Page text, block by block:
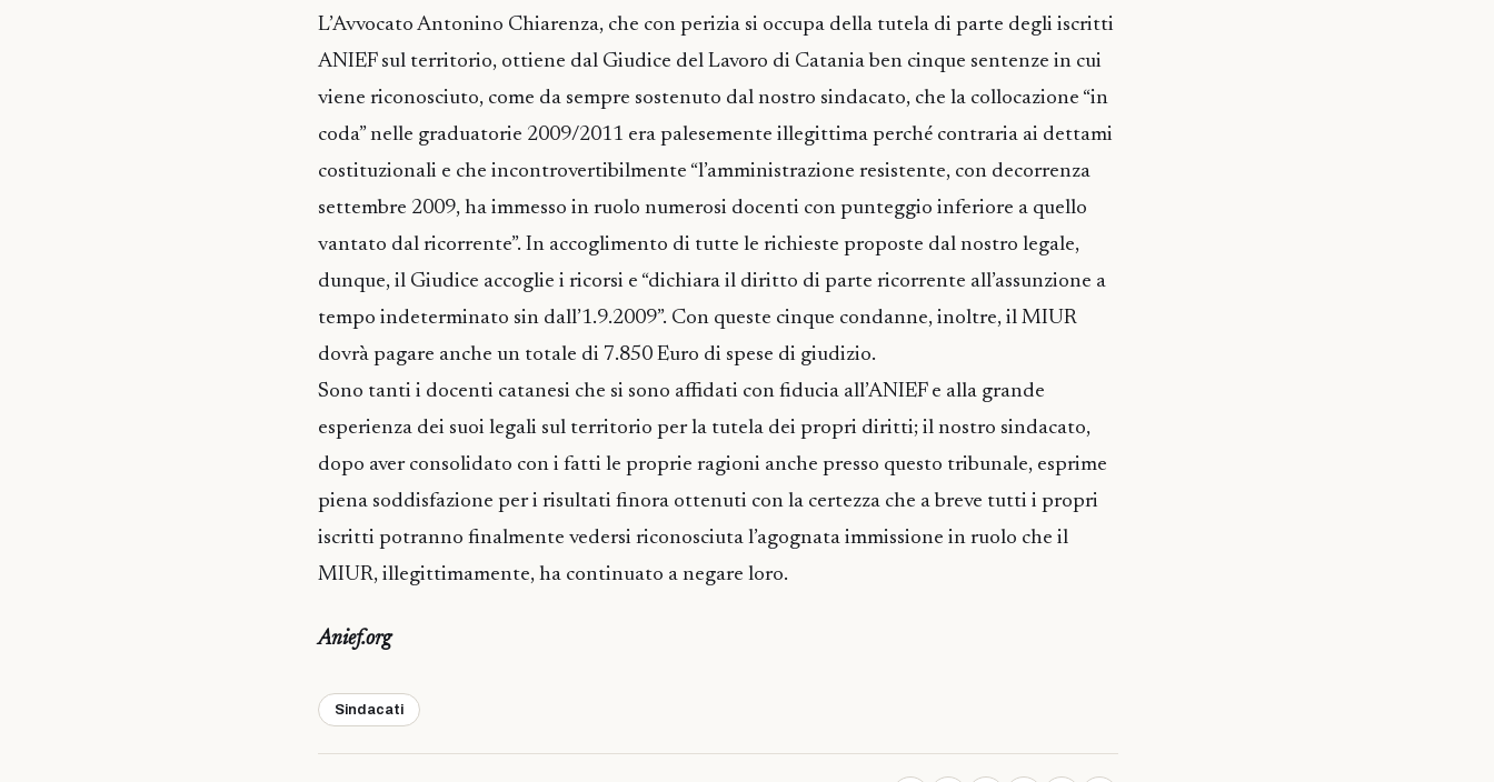
L’Avvocato Antonino Chiarenza, che con perizia si occupa della tutela di parte degli iscritti
ANIEF sul territorio, ottiene dal Giudice del Lavoro di Catania ben cinque sentenze in cui
viene riconosciuto, come da sempre sostenuto dal nostro sindacato, che la collocazione “in
coda” nelle graduatorie 2009/2011 era palesemente illegittima perché contraria ai dettami
costituzionali e che incontrovertibilmente “l’amministrazione resistente, con decorrenza
settembre 2009, ha immesso in ruolo numerosi docenti con punteggio inferiore a quello
vantato dal ricorrente”. In accoglimento di tutte le richieste proposte dal nostro legale,
dunque, il Giudice accoglie i ricorsi e “dichiara il diritto di parte ricorrente all’assunzione a
tempo indeterminato sin dall’1.9.2009”. Con queste cinque condanne, inoltre, il MIUR
dovrà pagare anche un totale di 7.850 Euro di spese di giudizio.
Sono tanti i docenti catanesi che si sono affidati con fiducia all’ANIEF e alla grande
esperienza dei suoi legali sul territorio per la tutela dei propri diritti; il nostro sindacato,
dopo aver consolidato con i fatti le proprie ragioni anche presso questo tribunale, esprime
piena soddisfazione per i risultati finora ottenuti con la certezza che a breve tutti i propri
iscritti potranno finalmente vedersi riconosciuta l’agognata immissione in ruolo che il
MIUR, illegittimamente, ha continuato a negare loro.
Anief.org
Sindacati